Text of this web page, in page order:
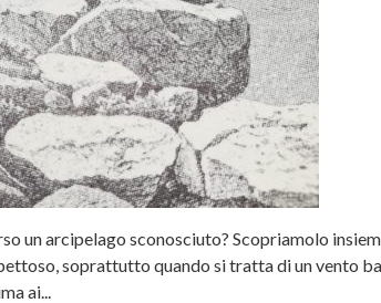
un arcipelago sconosciuto? Scopriamolo
soprattutto quando si tratta di un vento
ai...